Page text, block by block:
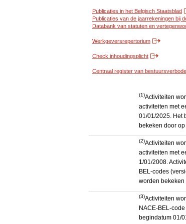
Publicaties in het Belgisch Staatsblad
Publicaties van de jaarrekeningen bij
Databank van statuten en
Werkgeversrepertorium
Check inhoudingsplicht
Centraal register van
(1)Activiteiten
activiteiten met
01/01/2025. Het
bekeken door
(2)Activiteiten
activiteiten met
1/01/2008.
BEL-codes
worden bekeken
(3)Activiteiten
NACE-BEL-
begindatum 01/